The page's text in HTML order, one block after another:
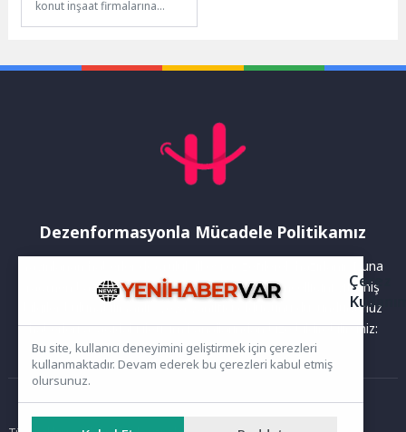
konut inşaat firmalarına
Dezenformasyonla Mücadele Politikamız
Yayınlanan haberler doğruluk ilkesi gözetilerek hazırlanır. Buna
rağmen bazı içeriklerde eksik, hatalı veya güncelliğini yitirmiş
bilgiler bulunabilir.Yanlış veya yanıltıcı olduğunu düşündüğünüz
haberleri aşağıdaki iletişim kanallarından bize bildirebilirsiniz:
Ana Sayfa
Çerez
Bu site, kullanıcı deneyimini geliştirmek için çerezleri
kullanmaktadır. Devam ederek bu çerezleri kabul etmiş
olursunuz.